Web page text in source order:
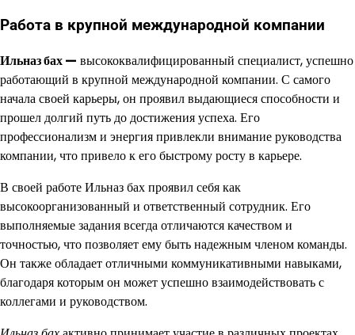
Работа в крупной международной компании
Ильназ бах — высококвалифицированный специалист, успешно
работающий в крупной международной компании. С самого
начала своей карьеры, он проявил выдающиеся способности и
прошел долгий путь до достижения успеха. Его
профессионализм и энергия привлекли внимание руководства
компании, что привело к его быстрому росту в карьере.
В своей работе Ильназ бах проявил себя как
высокоорганизованный и ответственный сотрудник. Его
выполняемые задания всегда отличаются качеством и
точностью, что позволяет ему быть надежным членом команды.
Он также обладает отличными коммуникативными навыками,
благодаря которым он может успешно взаимодействовать с
коллегами и руководством.